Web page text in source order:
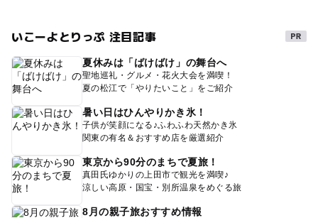
いこーよとりっぷ 注目記事
夏休みは「ばけばけ」の舞台へ
聖地巡礼・グルメ・花火大会を満喫！
夏の松江で「やりたいこと」をご紹介
暑い日はひんやりかき氷！
子供が笑顔になる♪ふわふわ天然かき氷
関東の有名＆おすすめ店を厳選紹介
東京から90分のまちで夏旅！
真田氏ゆかりの上田市で観光を満喫♪
涼しい高原・国宝・別所温泉をめぐる旅
8月の親子旅おすすめ情報